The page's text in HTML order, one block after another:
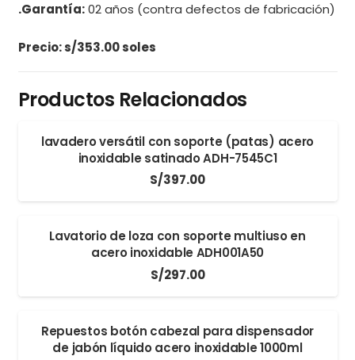
.Garantía:02 años (contra defectos de fabricación)
Precio: s/353.00 soles
Productos Relacionados
lavadero versátil con soporte (patas) acero
inoxidable satinado ADH-7545C1
S/397.00
Lavatorio de loza con soporte multiuso en
acero inoxidable ADH001A50
S/297.00
Repuestos botón cabezal para dispensador
de jabón líquido acero inoxidable 1000ml